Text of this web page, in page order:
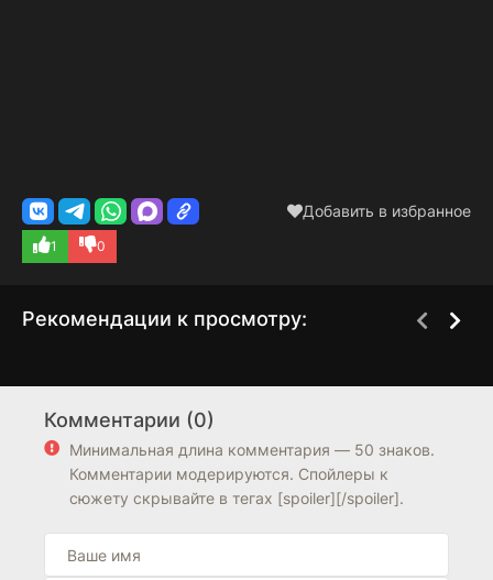
Добавить в избранное
1 0
Рекомендации к просмотру:
7.1 6.8
Комментарии (0)
Минимальная длина комментария — 50 знаков.
Комментарии модерируются. Спойлеры к
сюжету скрывайте в тегах [spoiler][/spoiler].